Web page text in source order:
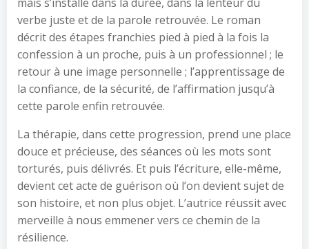
verbe juste et de la parole retrouvée. Le roman
décrit des étapes franchies pied à pied à la fois la
confession à un proche, puis à un professionnel ; le
retour à une image personnelle ; l’apprentissage de
la confiance, de la sécurité, de l’affirmation jusqu’à
cette parole enfin retrouvée.
La thérapie, dans cette progression, prend une place
douce et précieuse, des séances où les mots sont
torturés, puis délivrés. Et puis l’écriture, elle-même,
devient cet acte de guérison où l’on devient sujet de
son histoire, et non plus objet. L’autrice réussit avec
merveille à nous emmener vers ce chemin de la
résilience.